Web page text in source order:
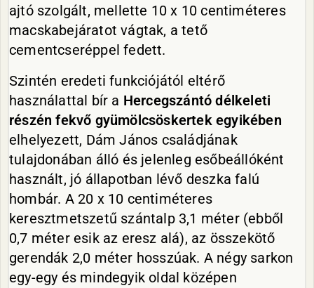
ajtó szolgált, mellette 10 x 10 centiméteres
macskabejáratot vágtak, a tető
cementcseréppel fedett.
Szintén eredeti funkciójától eltérő
használattal bír a Hercegszántó délkeleti
részén fekvő gyümölcsöskertek egyikében
elhelyezett, Dám János családjának
tulajdonában álló és jelenleg esőbeállóként
használt, jó állapotban lévő deszka falú
hombár. A 20 x 10 centiméteres
keresztmetszetű szántalp 3,1 méter (ebből
0,7 méter esik az eresz alá), az összekötő
gerendák 2,0 méter hosszúak. A négy sarkon
egy-egy és mindegyik oldal középen